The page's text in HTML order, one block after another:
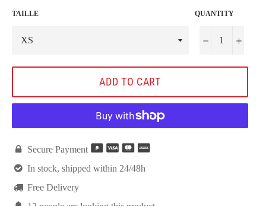
TAILLE QUANTITY
− +
ADD TO CART
 Secure Payment
 In stock, shipped within 24/48h
 Free Delivery